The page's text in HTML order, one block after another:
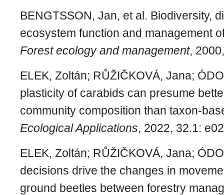
BENGTSSON, Jan, et al. Biodiversity,
ecosystem function and management
Forest ecology and management,
ELEK, Zoltán; RŮŽIČKOVÁ, Jana;
plasticity of carabids can presume
community composition than
Ecological Applications, 2022, 32.1:
ELEK, Zoltán; RŮŽIČKOVÁ, Jana;
decisions drive the changes in
ground beetles between forestry